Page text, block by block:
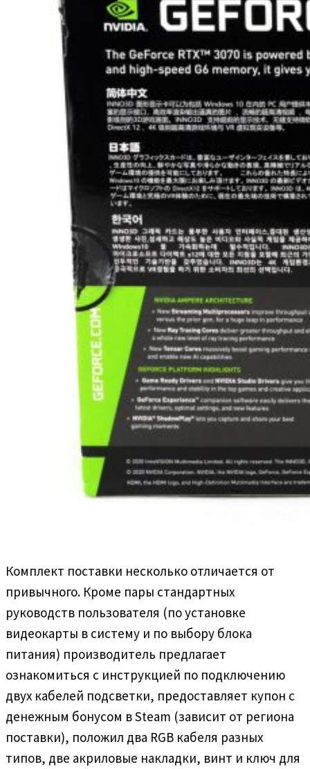
Комплект поставки несколько отличается от
привычного. Кроме пары стандартных
руководств пользователя (по установке
видеокарты в систему и по выбору блока
питания) производитель предлагает
ознакомиться с инструкцией по подключению
двух кабелей подсветки, предоставляет купон с
денежным бонусом в Steam (зависит от региона
поставки), положил два RGB кабеля разных
типов, две акриловые накладки, винт и ключ для